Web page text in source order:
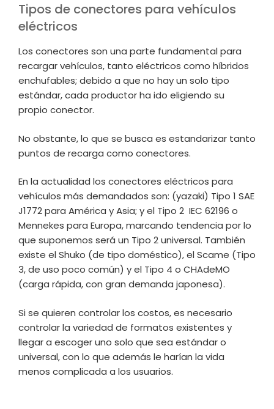
Tipos de conectores para vehículos
eléctricos
Los conectores son una parte fundamental para
recargar vehículos, tanto eléctricos como híbridos
enchufables; debido a que no hay un solo tipo
estándar, cada productor ha ido eligiendo su
propio conector.
No obstante, lo que se busca es estandarizar tanto
puntos de recarga como conectores.
En la actualidad los conectores eléctricos para
vehículos más demandados son: (yazaki) Tipo 1 SAE
J1772 para América y Asia; y el Tipo 2 IEC 62196 o
Mennekes para Europa, marcando tendencia por lo
que suponemos será un Tipo 2 universal. También
existe el Shuko (de tipo doméstico), el Scame (Tipo
3, de uso poco común) y el Tipo 4 o CHAdeMO
(carga rápida, con gran demanda japonesa).
Si se quieren controlar los costos, es necesario
controlar la variedad de formatos existentes y
llegar a escoger uno solo que sea estándar o
universal, con lo que además le harían la vida
menos complicada a los usuarios.